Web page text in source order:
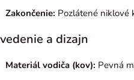
Zakončenie: Pozlátené niklové
a dizajn
Materiál vodiča (kov): Pevná